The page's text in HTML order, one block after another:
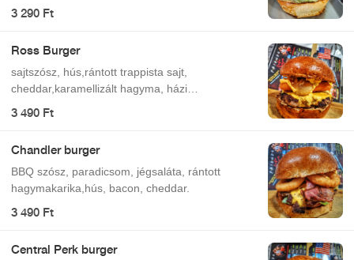
3 290 Ft
Ross Burger
sajtszósz, hús,rántott trappista sajt,
cheddar,karamellizált hagyma, házi
3 490 Ft
Chandler burger
BBQ szósz, paradicsom, jégsaláta, rántott
hagymakarika,hús, bacon, cheddar.
3 490 Ft
Central Perk burger